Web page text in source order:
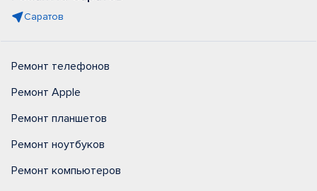
Саратов
Ремонт телефонов
Ремонт Apple
Ремонт планшетов
Ремонт ноутбуков
Ремонт компьютеров